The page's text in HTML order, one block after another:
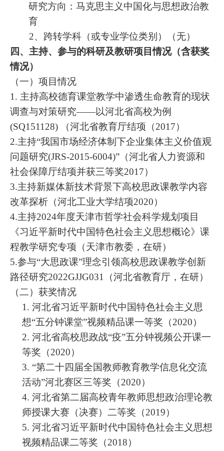
研究方向：马克思主义中国化与思想政治教
育
2、跨转学科（或专业学位类别）（无）
四、主持、参与的科研及教研项目情况（含获奖
情况）
（一）项目情况
1. 主持高校德育课堂教学中渗透生命教育的现状
调查与对策研究——以河北省高校为例
(SQ151128)
（河北省教育厅结项（2017）
2.主持“我国市场经济体制下企业集体主义价值观
问题研究(JRS-2015-6004)”（河北省人力资源和
社会保障厅结项并获三等奖2017）
3.主持新媒体新技术背景下高校思政课教学内容
改革探析（河北工业大学结项2020）
4.主持2024年度天津市哲学社会科学规划项目
《习近平新时代中国特色社会主义思想概论》课
程教学研究专项（天津市教委，在研）
5.参与“大思政课”理念引领高校思政课教学创新
路径研究2022GJJG031（河北省教育厅，在研）
（二）获奖情况
1.河北省习近平新时代中国特色社会主义思
想“五分钟课堂”视频精品课一等奖（2020）
2.河北省高校思政战“疫”五分钟视频公开课一
等奖（2020）
3. “第二十四届全国教师教育教学信息化交流
活动”河北赛区三等奖（2020）
4.河北省第二届高校青年教师思想政治理论教
师授课大赛（决赛）二等奖（2019）
5.河北省习近平新时代中国特色社会主义思想
视频精品课二等奖（2018）